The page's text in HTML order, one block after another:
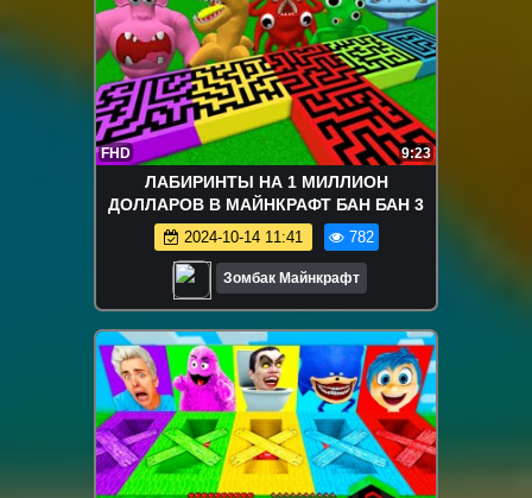
FHD 9:23
ЛАБИРИНТЫ НА 1 МИЛЛИОН
ДОЛЛАРОВ В МАЙНКРАФТ БАН БАН 3
2024-10-14 11:41 782
Зомбак Майнкрафт